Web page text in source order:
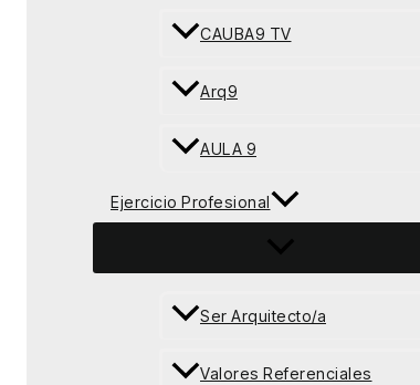
CAUBA9 TV
Arq9
AULA 9
Ejercicio Profesional
Ser Arquitecto/a
Valores Referenciales